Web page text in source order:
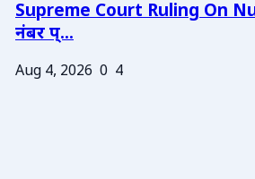
Supreme Court Ruling On
नंबर प्...
Aug 4, 2026 0 4